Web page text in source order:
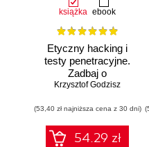
książka ebook
Etyczny hacking i
testy penetracyjne.
Zadbaj o
bezpieczeństwo
Krzysztof Godzisz
(53,40 zł najniższa cena z 30 dni)
54.29 zł